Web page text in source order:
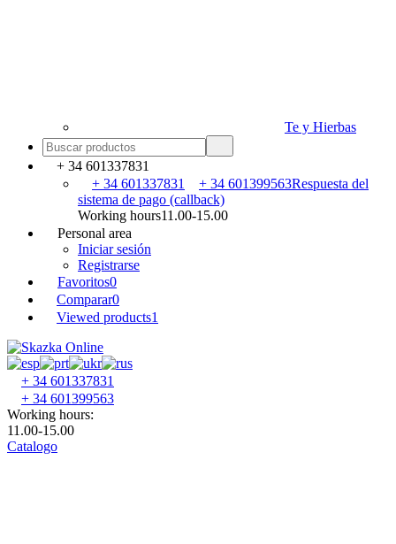
Te y Hierbas
+ 34 601337831
+ 34 601337831
+ 34 601399563Respuesta del
sistema de pago (callback)
Working hours11.00-15.00
Personal area
Iniciar sesión
Registrarse
Favoritos0
Comparar0
Viewed products1
+ 34 601337831
+ 34 601399563
Working hours:
11.00-15.00
Catalogo